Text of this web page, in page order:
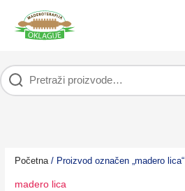
sadržaj
Početna / Proizvod označen „madero lica“
madero lica